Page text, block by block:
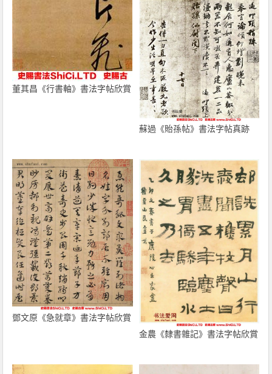
董其昌《行書軸》書法字帖欣賞
蘇過《貽孫帖》書法字帖真跡
鄧文原《急就章》書法字帖欣賞
金農《隸書雜記》書法字帖欣賞